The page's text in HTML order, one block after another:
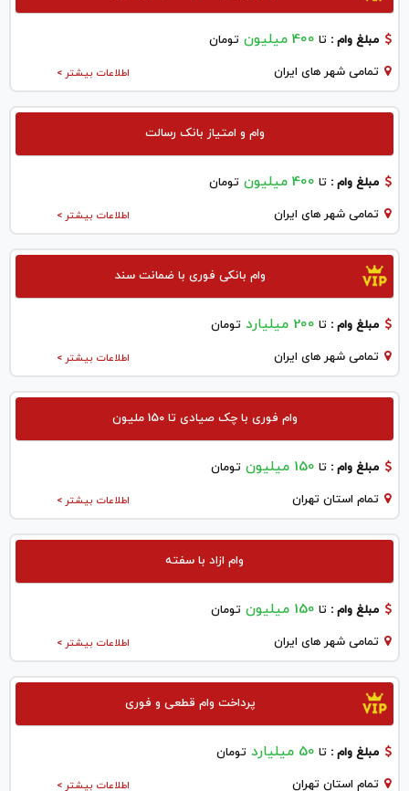
مبلغ وام : تا 400 میلیون تومان
اطلاعات بیشتر > تمامی شهر های ایران
وام و امتیاز بانک رسالت
مبلغ وام : تا 400 میلیون تومان
اطلاعات بیشتر > تمامی شهر های ایران
وام بانکی فوری با ضمانت سند
مبلغ وام : تا 200 میلیارد تومان
اطلاعات بیشتر > تمامی شهر های ایران
وام فوری با چک صیادی تا 150 ملیون
مبلغ وام : تا 150 میلیون تومان
اطلاعات بیشتر > تمام استان تهران
وام ازاد با سفته
مبلغ وام : تا 150 میلیون تومان
اطلاعات بیشتر > تمامی شهر های ایران
پرداخت وام قطعی و فوری
مبلغ وام : تا 50 میلیارد تومان
اطلاعات بیشتر > تمام استان تهران